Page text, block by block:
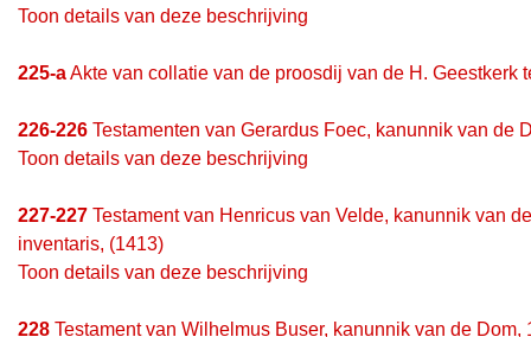
Toon details van deze beschrijving
225-aAkte van collatie van de proosdij van de H. Geestkerk
226-226 Testamenten van Gerardus Foec, kanunnik van de
Toon details van deze beschrijving
227-227 Testament van Henricus van Velde, kanunnik van
inventaris, (1413)
Toon details van deze beschrijving
228 Testament van Wilhelmus Buser, kanunnik van de Dom,